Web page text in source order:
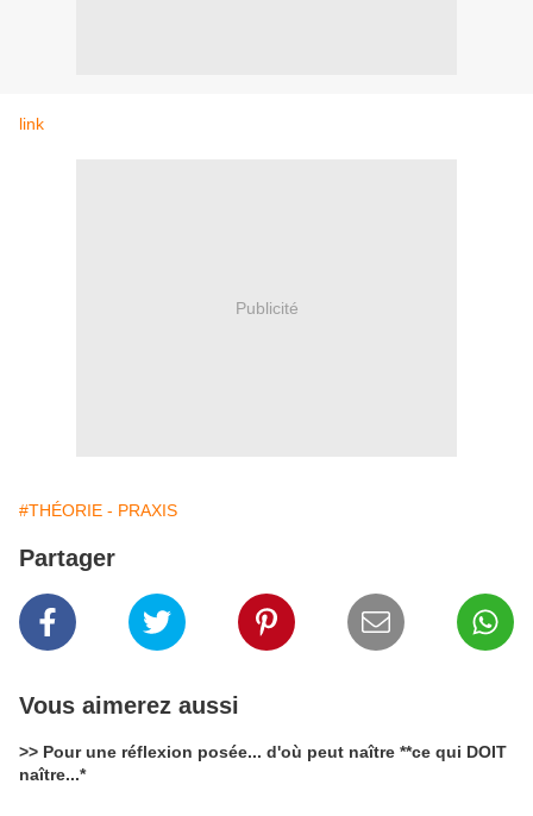
link
Publicité
#THÉORIE - PRAXIS
Partager
Vous aimerez aussi
>> Pour une réflexion posée... d'où peut naître **ce qui DOIT
naître...*